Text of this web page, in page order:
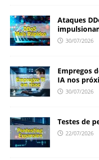
Ataques
30/07/2026
Empregos
IA nos
30/07/2026
Testes de
22/07/2026